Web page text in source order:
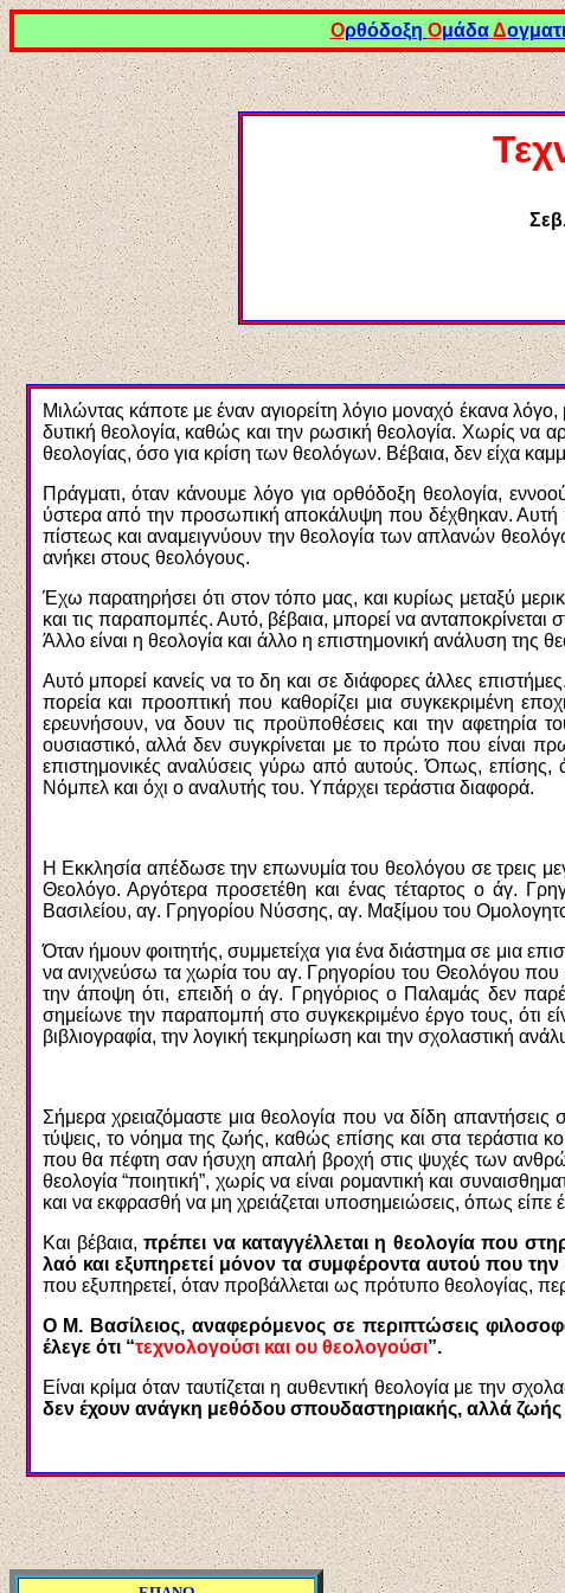
Ορθόδοξη ΟμάδαΔ
Μιλώντας κάποτε με έναν αγιορείτη λόγιο μοναχό έκανα
δυτική θεολογία, καθώς και την ρωσική θεολογία. Χωρίς να
θεολογίας, όσο για κρίση των θεολόγων. Βέβαια, δεν είχα
Πράγματι, όταν κάνουμε λόγο για ορθόδοξη θεολογία,
ύστερα από την προσωπική αποκάλυψη που δέχθηκαν. Αυτή η
πίστεως και αναμειγνύουν την θεολογία των απλανών
ανήκει στους θεολόγους.
Έχω παρατηρήσει ότι στον τόπο μας, και κυρίως μεταξύ
και τις παραπομπές. Αυτό, βέβαια, μπορεί να ανταποκρίνεται
Άλλο είναι η θεολογία και άλλο η επιστημονική ανάλυση της
Αυτό μπορεί κανείς να το δη και σε διάφορες άλλες
πορεία και προοπτική που καθορίζει μια συγκεκριμένη
ερευνήσουν, να δουν τις προϋποθέσεις και την αφετηρία
ουσιαστικό, αλλά δεν συγκρίνεται με το πρώτο που είναι
επιστημονικές αναλύσεις γύρω από αυτούς. Όπως, επίσης,
Νόμπελ και όχι ο αναλυτής του. Υπάρχει τεράστια διαφορά.
Η Εκκλησία απέδωσε την επωνυμία του θεολόγου σε τρεις
Θεολόγο. Αργότερα προσετέθη και ένας τέταρτος ο άγ.
Βασιλείου, αγ. Γρηγορίου Νύσσης, αγ. Μαξίμου του
Όταν ήμουν φοιτητής, συμμετείχα για ένα διάστημα σε μια
να ανιχνεύσω τα χωρία του αγ. Γρηγορίου του Θεολόγου
την άποψη ότι, επειδή ο άγ. Γρηγόριος ο Παλαμάς δεν
σημείωνε την παραπομπή στο συγκεκριμένο έργο τους, ότι
βιβλιογραφία, την λογική τεκμηρίωση και την σχολαστική
Σήμερα χρειαζόμαστε μια θεολογία που να δίδη
τύψεις, το νόημα της ζωής, καθώς επίσης και στα τεράστια
που θα πέφτη σαν ήσυχη απαλή βροχή στις ψυχές των
θεολογία “ποιητική”, χωρίς να είναι ρομαντική και
και να εκφρασθή να μη χρειάζεται υποσημειώσεις, όπως είπε
Και βέβαια,πρέπει να καταγγέλλεται η θεολογία που
λαό και εξυπηρετεί μόνον τα συμφέροντα αυτού που την
που εξυπηρετεί, όταν προβάλλεται ως πρότυπο θεολογίας,
Ο Μ. Βασίλειος, αναφερόμενος σε περιπτώσεις
έλεγε ότι “τεχνολογούσι και ου θεολογούσι”.
Είναι κρίμα όταν ταυτίζεται η αυθεντική θεολογία με την
δεν έχουν ανάγκη μεθόδου σπουδαστηριακής, αλλά ζωής